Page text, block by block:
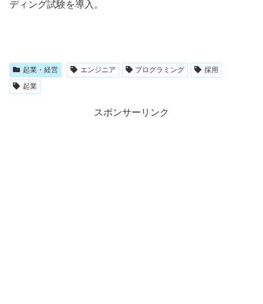
ディング試験を導入。
起業・経営 エンジニア プログラミング
採用
起業
スポンサーリンク